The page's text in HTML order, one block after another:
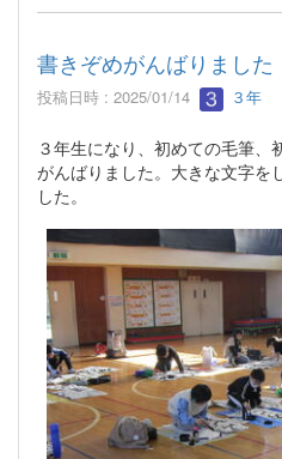
書きぞめがんばりました
投稿日時 : 2025/01/14 ３年
３年生になり、初めての毛筆、
がんばりました。大きな文字を
した。